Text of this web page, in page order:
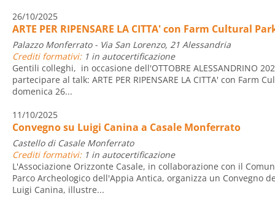
26/10/2025
ARTE PER RIPENSARE LA CITTA' con Farm Cultural
Palazzo Monferrato - Via San Lorenzo, 21 Alessandria
Crediti formativi:1 in autocertificazione
Gentili colleghi, in occasione dell'OTTOBRE ALESSANDRINO
partecipare al talk: ARTE PER RIPENSARE LA CITTA' con Farm
domenica 26...
11/10/2025
Convegno su Luigi Canina a Casale Monferrato
Castello di Casale Monferrato
Crediti formativi:1 in autocertificazione
L'Associazione Orizzonte Casale, in collaborazione con il
Parco Archeologico dell'Appia Antica, organizza un Convegno
Luigi Canina, illustre...